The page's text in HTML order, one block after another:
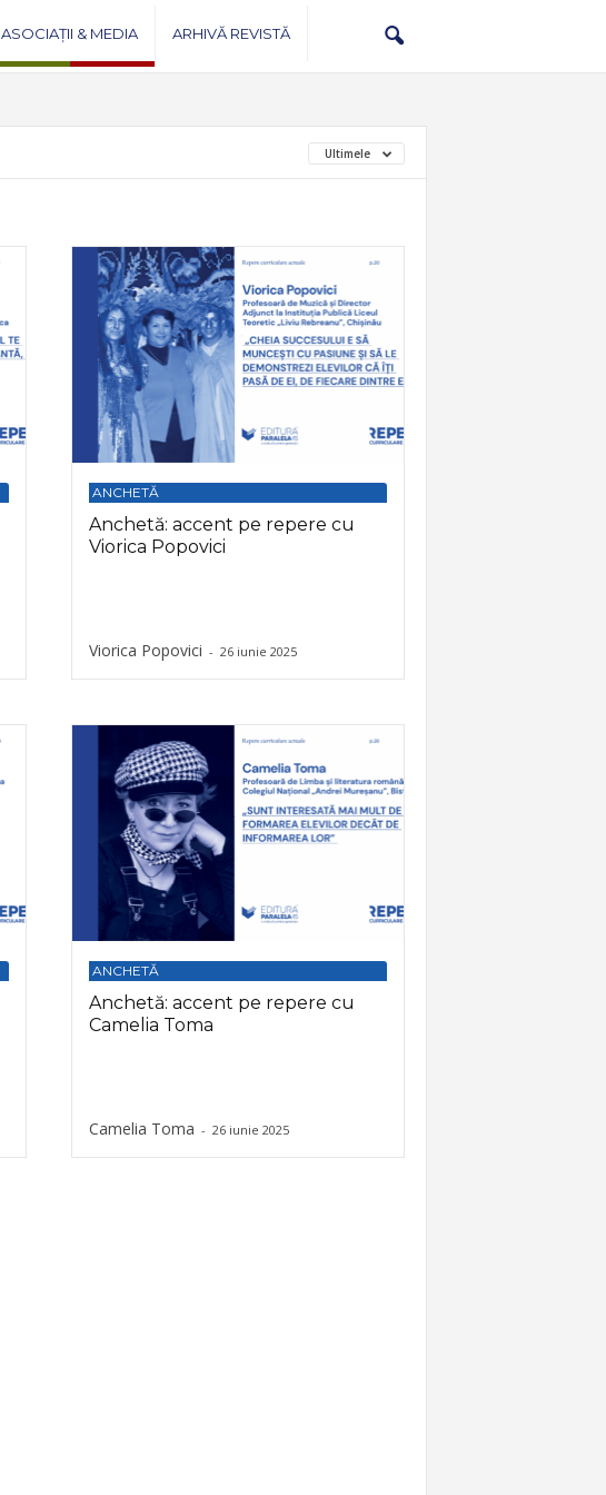
ASOCIAȚII & MEDIA ARHIVĂ REVISTĂ
Ultimele
ANCHETĂ
Anchetă: accent pe repere cu
Viorica Popovici
Viorica Popovici - 26 iunie 2025
ANCHETĂ
Anchetă: accent pe repere cu
Camelia Toma
Camelia Toma - 26 iunie 2025